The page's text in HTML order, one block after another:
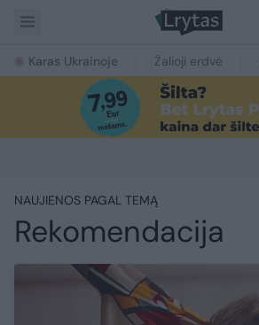
Karas Ukrainoje Žalioji erdvė
NAUJIENOS PAGAL TEMĄ
Rekomendacija